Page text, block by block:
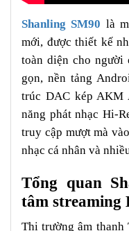
Shanling SM90 là
mới, được thiết kế
toàn diện cho người
gọn, nền tảng
trúc DAC kép AKM
năng phát nhạc Hi-
truy cập mượt mà
nhạc cá nhân và
Tổng quan
tâm streaming
Thị trường âm thanh